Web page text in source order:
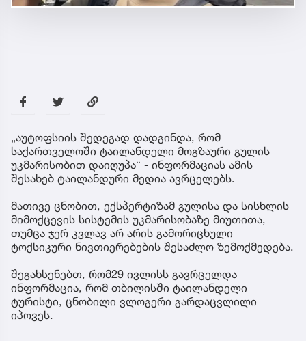
„აუტოფსიის შედეგად დადგინდა, რომ
საქართველოში ტაილანდელი მოგზაური გულის
უკმარისობით დაიღუპა“ - ინფორმაციას ამის
შესახებ ტაილანდური მედია ავრცელებს.
მათივე ცნობით, ექსპერტიზამ გულისა და სისხლის
მიმოქცევის სისტემის უკმარისობაზე მიუთითა,
თუმცა ჯერ კვლავ არ არის გამორიცხული
ტოქსიკური ნივთიერებების შესაძლო ზემოქმედება.
შეგახსენებთ, რომ29 ივლისს გავრცელდა
ინფორმაცია, რომ თბილისში ტაილანდელი
ტურისტი, ცნობილი ვლოგერი გარდაცვლილი
იპოვეს.